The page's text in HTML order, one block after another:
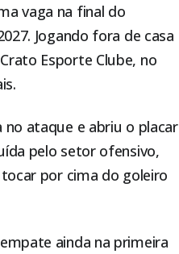
vaga na final do
Jogando fora de casa
Esporte Clube, no
ataque e abriu o placar
pelo setor ofensivo,
por cima do goleiro
ainda na primeira